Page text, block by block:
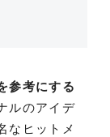
参考にする
ルのアイデ
なヒットメ